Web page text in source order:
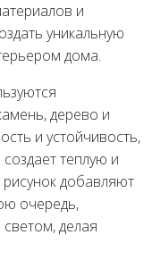
и
уникальную
дома.
дерево и
и устойчивость,
теплую и
рисунок добавляют
очередь,
делая